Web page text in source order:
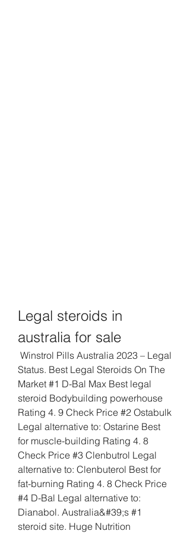
Legal steroids in
australia for sale
Status. Best Legal Steroids On The
Market #1 D-Bal Max Best legal
steroid Bodybuilding powerhouse
Rating 4. 9 Check Price #2 Ostabulk
Legal alternative to: Ostarine Best
for muscle-building Rating 4. 8
Check Price #3 Clenbutrol Legal
alternative to: Clenbuterol Best for
fat-burning Rating 4. 8 Check Price
#4 D-Bal Legal alternative to:
Dianabol. Australia&#39;s #1
steroid site. Huge Nutrition